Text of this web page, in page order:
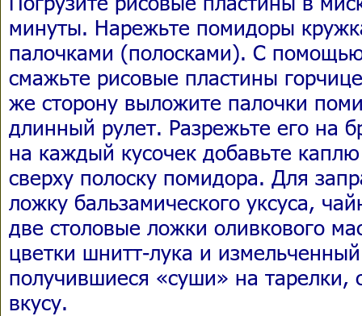
минуты. Нарежьте помидоры
палочками (полосками). С
смажьте рисовые пластины
же сторону выложите палочки
длинный рулет. Разрежьте его на
на каждый кусочек добавьте
сверху полоску помидора. Для
ложку бальзамического уксуса,
две столовые ложки оливкового
цветки шнитт-лука и
получившиеся «суши» на тарелки,
вкусу.